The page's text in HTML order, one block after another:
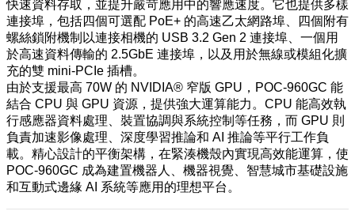
快速資料存取，並提升嚴苛應用中的響應速度。它也提供多樣
連接埠，包括四個可選配 PoE+ 的高速乙太網路埠、四個附有
螺絲鎖附機制以連接相機的 USB 3.2 Gen 2 連接埠、一個用
於高速資料傳輸的 2.5GbE 連接埠，以及用於無線或模組化擴
充的雙 mini-PCIe 插槽。
由於支援最高 70W 的 NVIDIA® 窄版 GPU，POC-960GC 能
結合 CPU 與 GPU 資源，提供強大運算能力。CPU 能高效執
行感應器資料處理、裝置協調與系統控制等任務，而 GPU 則
負責加速影像處理、深度學習推論和 AI 推論等平行工作負
載。精心設計的平衡架構，在緊湊機殼內實現高效能運算，使
POC-960GC 成為建置機器人、機器視覺、智慧城市基礎設施
和互動式邊緣 AI 系統等應用的理想平台。